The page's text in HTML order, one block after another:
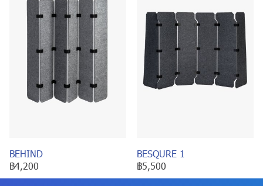
BEHIND
฿4,200
BESQURE 1
฿5,500